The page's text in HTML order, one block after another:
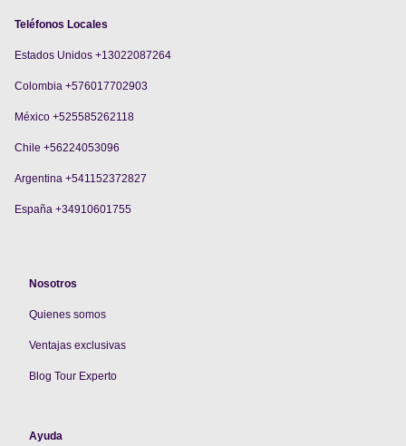
Teléfonos Locales
Estados Unidos +13022087264
Colombia +576017702903
México +525585262118
Chile +56224053096
Argentina +541152372827
España +34910601755
Nosotros
Quienes somos
Ventajas exclusivas
Blog Tour Experto
Ayuda